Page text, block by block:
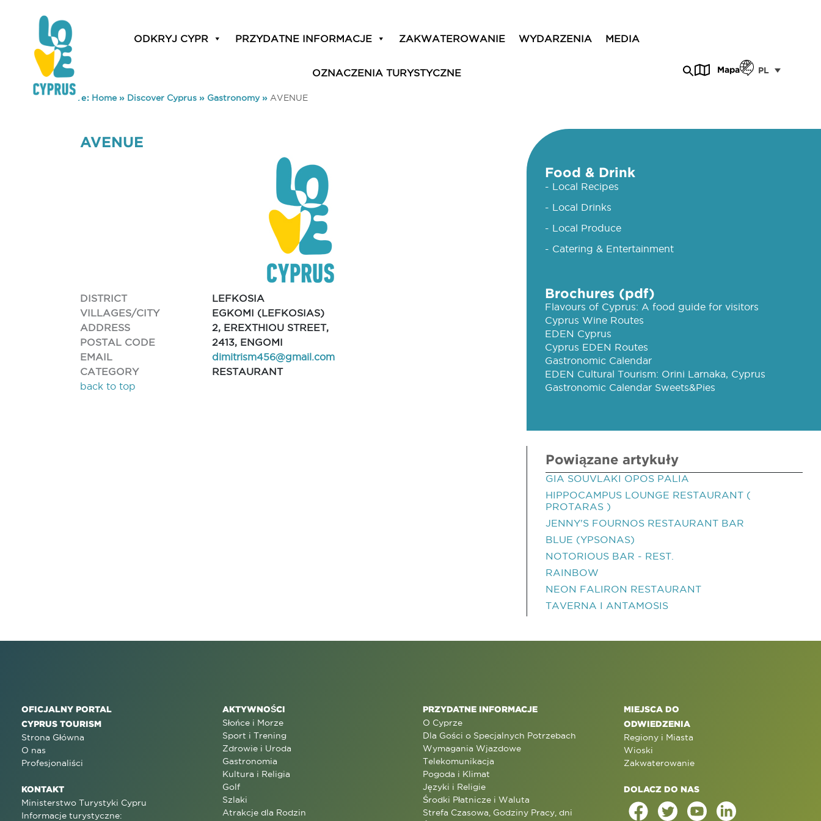
ODKRYJ CYPR PRZYDATNE INFORMACJE ZAKWATEROWANIE WYDARZENIA MEDIA
OZNACZENIA TURYSTYCZNE Mapa PL
You are here: Home» Discover Cyprus » Gastronomy» AVENUE
AVENUE
DISTRICT
LEFKOSIA
VILLAGES/CITY
EGKOMI (LEFKOSIAS)
ADDRESS
2, EREXTHIOU STREET,
POSTAL CODE
2413, ENGOMI
EMAIL
dimitrism456@gmail.com
CATEGORY
RESTAURANT
back to top
Food & Drink
- Local Recipes
- Local Drinks
- Local Produce
- Catering & Entertainment
Brochures (pdf)
Flavours of Cyprus: A food guide for visitors
Cyprus Wine Routes
EDEN Cyprus
Cyprus EDEN Routes
Gastronomic Calendar
EDEN Cultural Tourism: Orini Larnaka, Cyprus
Gastronomic Calendar Sweets&Pies
Powiązane artykuły
GIA SOUVLAKI OPOS PALIA
HIPPOCAMPUS LOUNGE RESTAURANT (
PROTARAS )
JENNY'S FOURNOS RESTAURANT BAR
BLUE (YPSONAS)
NOTORIOUS BAR - REST.
RAINBOW
NEON FALIRON RESTAURANT
TAVERNA I ANTAMOSIS
OFICJALNY PORTAL
CYPRUS TOURISM
Strona Główna
O nas
Profesjonaliści
KONTAKT
Ministerstwo Turystyki Cypru
Informacje turystyczne:
AKTYWNOŚCI
Słońce i Morze
Sport i Trening
Zdrowie i Uroda
Gastronomia
Kultura i Religia
Golf
Szlaki
Atrakcje dla Rodzin
PRZYDATNE INFORMACJE
O Cyprze
Dla Gości o Specjalnych Potrzebach
Wymagania Wjazdowe
Telekomunikacja
Pogoda i Klimat
Języki i Religie
Środki Płatnicze i Waluta
Strefa Czasowa, Godziny Pracy, dni
MIEJSCA DO
ODWIEDZENIA
Regiony i Miasta
Wioski
Zakwaterowanie
DOLACZ DO NAS